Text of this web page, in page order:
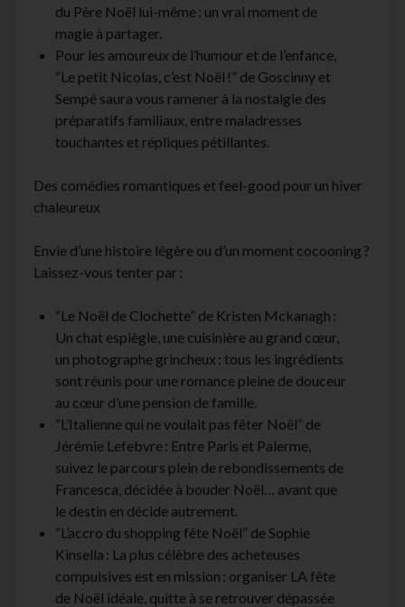
du Père Noël lui-même : un vrai moment de
magie à partager.
Pour les amoureux de l’humour et de l’enfance,
“Le petit Nicolas, c’est Noël !” de Goscinny et
Sempé saura vous ramener à la nostalgie des
préparatifs familiaux, entre maladresses
touchantes et répliques pétillantes.
Des comédies romantiques et feel-good pour un hiver
chaleureux
Envie d’une histoire légère ou d’un moment cocooning ?
Laissez-vous tenter par :
“Le Noël de Clochette” de Kristen Mckanagh :
Un chat espiègle, une cuisinière au grand cœur,
un photographe grincheux : tous les ingrédients
sont réunis pour une romance pleine de douceur
au cœur d’une pension de famille.
“L’Italienne qui ne voulait pas fêter Noël” de
Jérémie Lefebvre : Entre Paris et Palerme,
suivez le parcours plein de rebondissements de
Francesca, décidée à bouder Noël… avant que
le destin en décide autrement.
“L’accro du shopping fête Noël” de Sophie
Kinsella : La plus célèbre des acheteuses
compulsives est en mission : organiser LA fête
de Noël idéale, quitte à se retrouver dépassée